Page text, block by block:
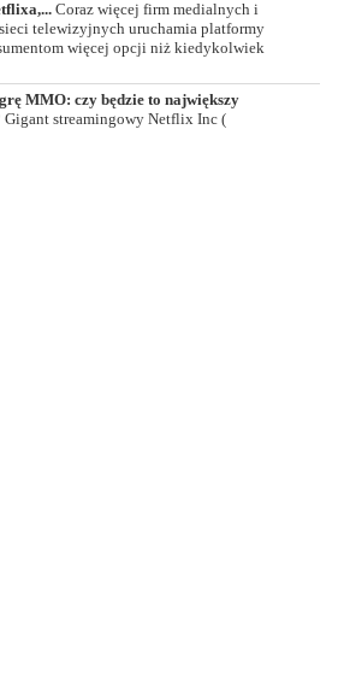
Coraz więcej firm medialnych i
telewizyjnych uruchamia platformy
więcej opcji niż kiedykolwiek
MMO: czy będzie to największy
Gigant streamingowy Netflix Inc (